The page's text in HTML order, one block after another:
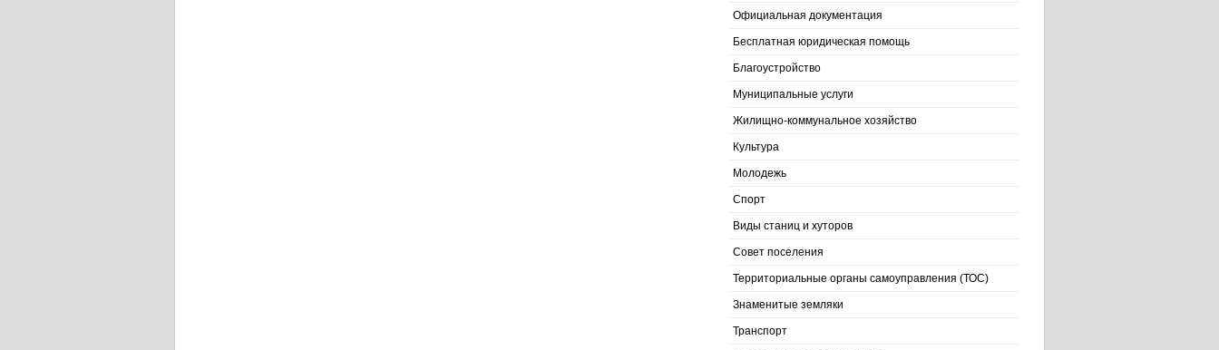
Официальная документация
Бесплатная юридическая помощь
Благоустройство
Муниципальные услуги
Жилищно-коммунальное хозяйство
Культура
Молодежь
Спорт
Виды станиц и хуторов
Совет поселения
Территориальные органы самоуправления (ТОС)
Знаменитые земляки
Транспорт